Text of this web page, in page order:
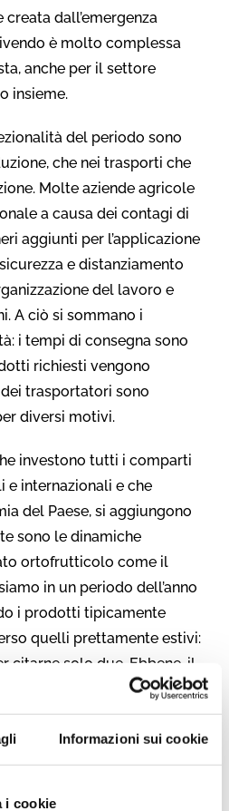
Informazioni sui cookie
i cookie
dall’emergenza
è molto complessa
anche per il settore
insieme.
del periodo sono
che nei trasporti che
Molte aziende agricole
a causa dei contagi di
aggiunti per l’applicazione
e distanziamento
del lavoro e
A ciò si sommano i
i tempi di consegna sono
richiesti vengono
trasportatori sono
diversi motivi.
investono tutti i comparti
e internazionali e che
del Paese, si aggiungono
sono le dinamiche
ortofrutticolo come il
in un periodo dell’anno
i prodotti tipicamente
quelli prettamente estivi:
citarne solo due. Ebbene, il
al centro sud non è
sui campi di Areté
decisamente
parte bassa dello stivale le